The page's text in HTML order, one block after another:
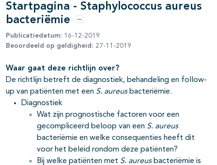
Startpagina - Staphylococcus aureus
bacteriëmie
Opties
Publicatiedatum: 16-12-2019
Beoordeeld op geldigheid: 27-11-2019
Waar gaat deze richtlijn over?
De richtlijn betreft de diagnostiek, behandeling en follow-
up van patiënten met een S. aureusbacteriëmie.
Diagnostiek
Wat zijn prognostische factoren voor een
gecompliceerd beloop van een S. aureus
bacteriëmie en welke consequenties heeft dit
voor het beleid rondom deze patiënten?
Bij welke patiënten met S. aureusbacteriëmie is